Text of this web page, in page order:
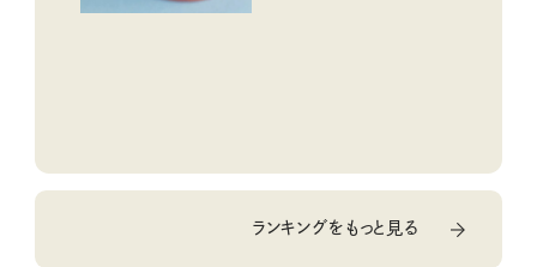
ランキングをもっと見る